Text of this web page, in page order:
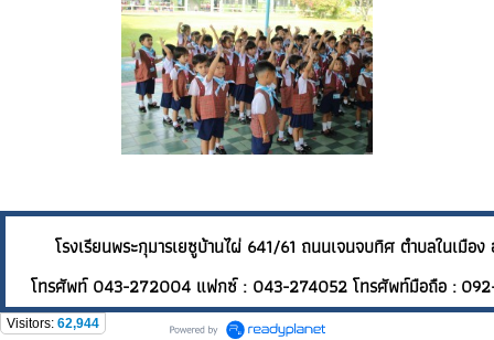
โรงเรียนพระกุมารเยซูบ้านไผ่ 641/61 ถนนเจนจบทิ
โทรศัพท์ 043-272004 แฟกซ์ : 043-274052 โทรศัพท์มือถือ :
Visitors: 62,944